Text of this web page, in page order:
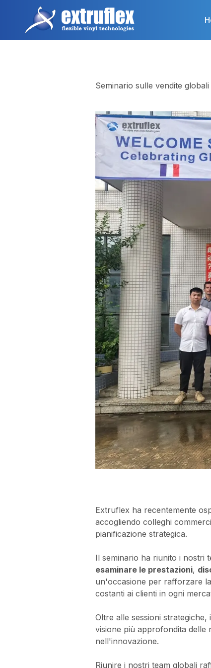
contenuto
principale
Seminario sulle vendite
Extruflex ha recentemente
accogliendo colleghi
pianificazione strategica.
Il seminario ha riunito i nostri
esaminare le prestazioni,
un'occasione per rafforzare
costanti ai clienti in ogni
Oltre alle sessioni
visione più approfondita delle
nell'innovazione.
Riunire i nostri team globali